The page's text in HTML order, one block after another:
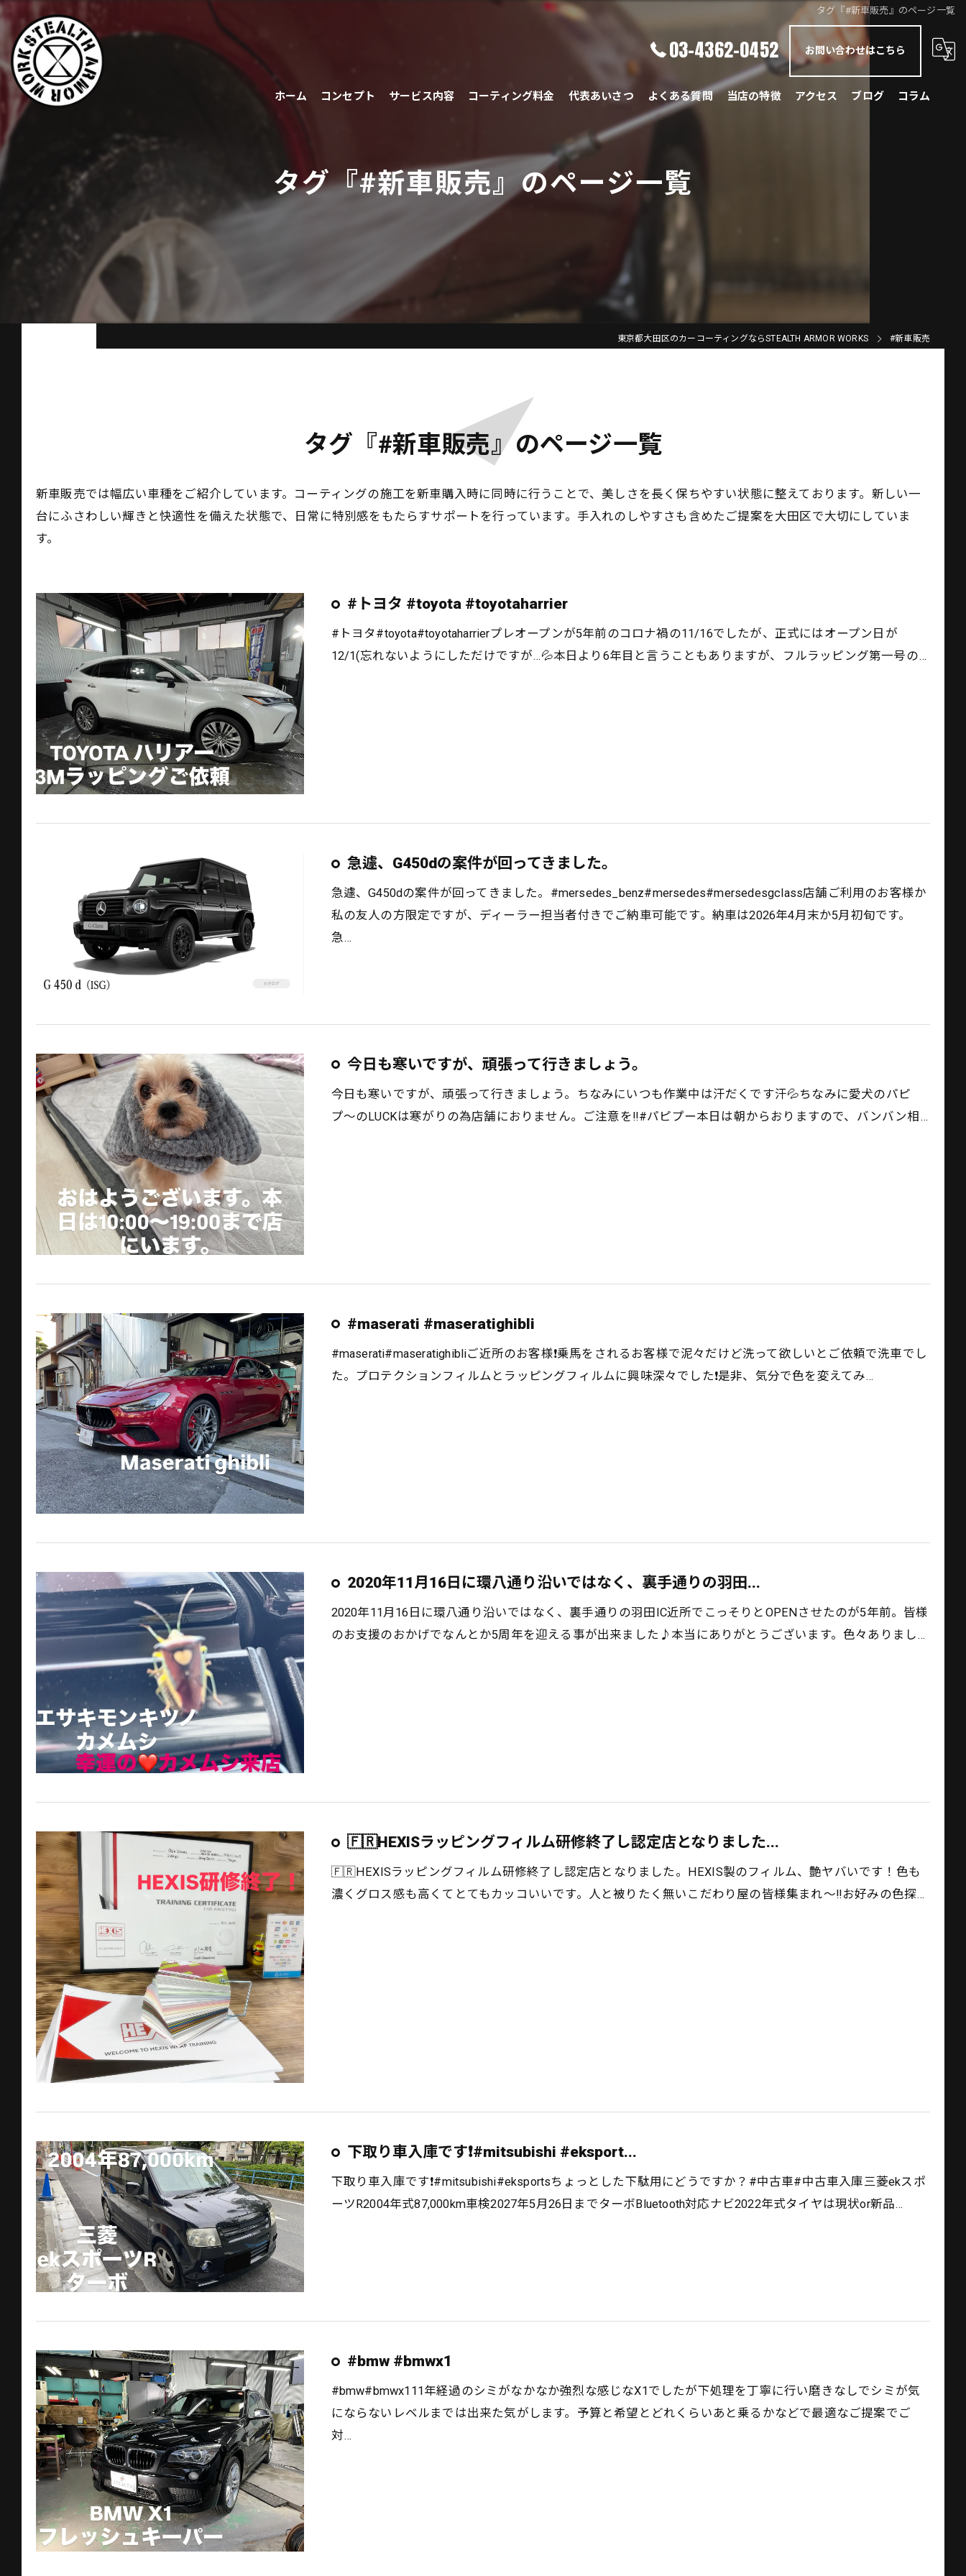
タグ『#新車販売』のページ一覧
03-4362-0452 お問い合わせはこちら
ホーム コンセプト サービス内容 コーティング料金 代表あいさつ よくある質問 当店の特徴 アクセス ブログ コラム
タグ『#新車販売』のページ一覧
東京都大田区のカーコーティングならSTEALTH ARMOR WORKS #新車販売
タグ『#新車販売』のページ一覧
新車販売では幅広い車種をご紹介しています。コーティングの施工を新車購入時に同時に行うことで、美しさを長く保ちやすい状態に整えております。新しい一
台にふさわしい輝きと快適性を備えた状態で、日常に特別感をもたらすサポートを行っています。手入れのしやすさも含めたご提案を大田区で大切にしていま
す。
#トヨタ #toyota #toyotaharrier
#トヨタ#toyota#toyotaharrierプレオープンが5年前のコロナ禍の11/16でしたが、正式にはオープン日が
12/1(忘れないようにしただけですが…💦本日より6年目と言うこともありますが、フルラッピング第一号の…
急遽、G450dの案件が回ってきました。
急遽、G450dの案件が回ってきました。#mersedes_benz#mersedes#mersedesgclass店舗ご利用のお客様か
私の友人の方限定ですが、ディーラー担当者付きでご納車可能です。納車は2026年4月末か5月初旬です。
急…
今日も寒いですが、頑張って行きましょう。
今日も寒いですが、頑張って行きましょう。ちなみにいつも作業中は汗だくです汗💦ちなみに愛犬のパピ
プ〜のLUCKは寒がりの為店舗におりません。ご注意を‼️#パピプー本日は朝からおりますので、バンバン相…
#maserati #maseratighibli
#maserati#maseratighibliご近所のお客様❗️乗馬をされるお客様で泥々だけど洗って欲しいとご依頼で洗車でし
た。プロテクションフィルムとラッピングフィルムに興味深々でした❗️是非、気分で色を変えてみ…
2020年11月16日に環八通り沿いではなく、裏手通りの羽田...
2020年11月16日に環八通り沿いではなく、裏手通りの羽田IC近所でこっそりとOPENさせたのが5年前。皆様
のお支援のおかげでなんとか5周年を迎える事が出来ました♪本当にありがとうございます。色々ありまし…
🇫🇷HEXISラッピングフィルム研修終了し認定店となりました...
🇫🇷HEXISラッピングフィルム研修終了し認定店となりました。HEXIS製のフィルム、艶ヤバいです！色も
濃くグロス感も高くてとてもカッコいいです。人と被りたく無いこだわり屋の皆様集まれ〜‼️お好みの色探…
下取り車入庫です❗️#mitsubishi #eksport...
下取り車入庫です❗️#mitsubishi#eksportsちょっとした下駄用にどうですか？#中古車#中古車入庫三菱ekスポ
ーツR2004年式87,000km車検2027年5月26日までターボBluetooth対応ナビ2022年式タイヤは現状or新品…
#bmw #bmwx1
#bmw#bmwx111年経過のシミがなかなか強烈な感じなX1でしたが下処理を丁寧に行い磨きなしでシミが気
にならないレベルまでは出来た気がします。予算と希望とどれくらいあと乗るかなどで最適なご提案でご
対…
お気軽にお問い合わせください